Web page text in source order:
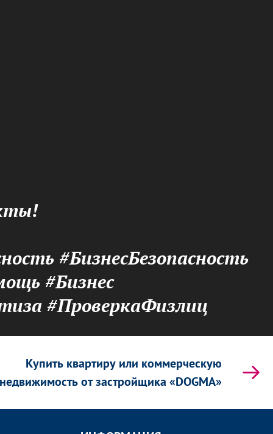
#БизнесБезопасность
#Бизнес
#ПроверкаФизлиц
Купить квартиру или коммерческую
недвижимость от застройщика «DOGMA»